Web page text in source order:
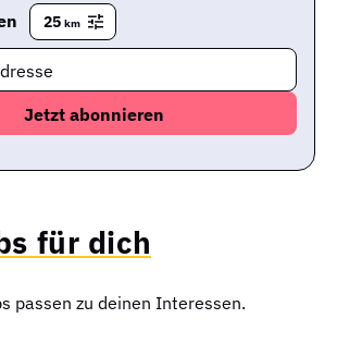
25 km
für dich
passen zu deinen Interessen.